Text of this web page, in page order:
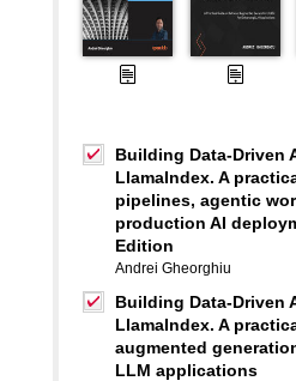
Building Data-Driven
LlamaIndex. A
pipelines, agentic
production AI
Edition
Andrei Gheorghiu
Building Data-Driven
LlamaIndex. A
augmented
LLM applications